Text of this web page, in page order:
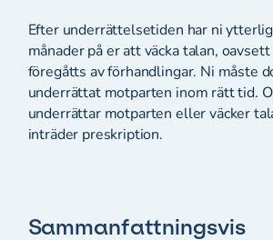
Efter underrättelsetiden har ni
månader på er att väcka talan,
föregåtts av förhandlingar. Ni måste
underrättat motparten inom rätt tid.
underrättar motparten eller väcker
inträder preskription.
Sammanfattningsvis